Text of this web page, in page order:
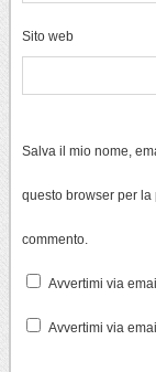
Sito web
Salva il mio nome,
questo browser per la
commento.
Avvertimi via
Avvertimi via